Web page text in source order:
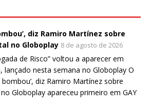
diz Ramiro Martínez sobre
no Globoplay 8 de agosto de 2026
de Risco” voltou a aparecer em
lançado nesta semana no Globoplay O
diz Ramiro Martínez sobre
Globoplay apareceu primeiro em GAY